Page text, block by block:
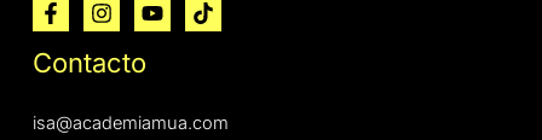
Contacto
isa@academiamua.com